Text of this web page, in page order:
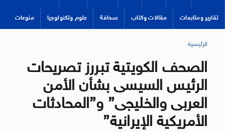
تقارير ومتابعات مقالات وكتاب صحافة علوم وتكنولوجيا منوعات
الرئيسية
الصحف الكويتية تبررز تصريحات
الرئيس السيسى بشأن الأمن
العربى والخليجى” و”المحادثات
الأمريكية الإيرانية”